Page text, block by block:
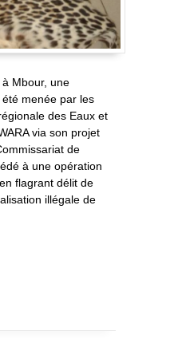
Mbour, une
menée par les
des Eaux et
via son projet
de
à une opération
flagrant délit de
illégale de